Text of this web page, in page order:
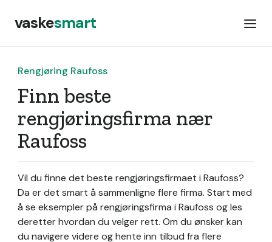
vaskesmart
Rengjøring Raufoss
Finn beste
rengjøringsfirma nær
Raufoss
Vil du finne det beste rengjøringsfirmaet i Raufoss?
Da er det smart å sammenligne flere firma. Start med
å se eksempler på rengjøringsfirma i Raufoss og les
deretter hvordan du velger rett. Om du ønsker kan
du navigere videre og hente inn tilbud fra flere